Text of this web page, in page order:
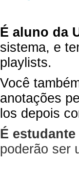
É aluno da
sistema, e
playlists.
Você
anotações
los depois
É
poderão ser